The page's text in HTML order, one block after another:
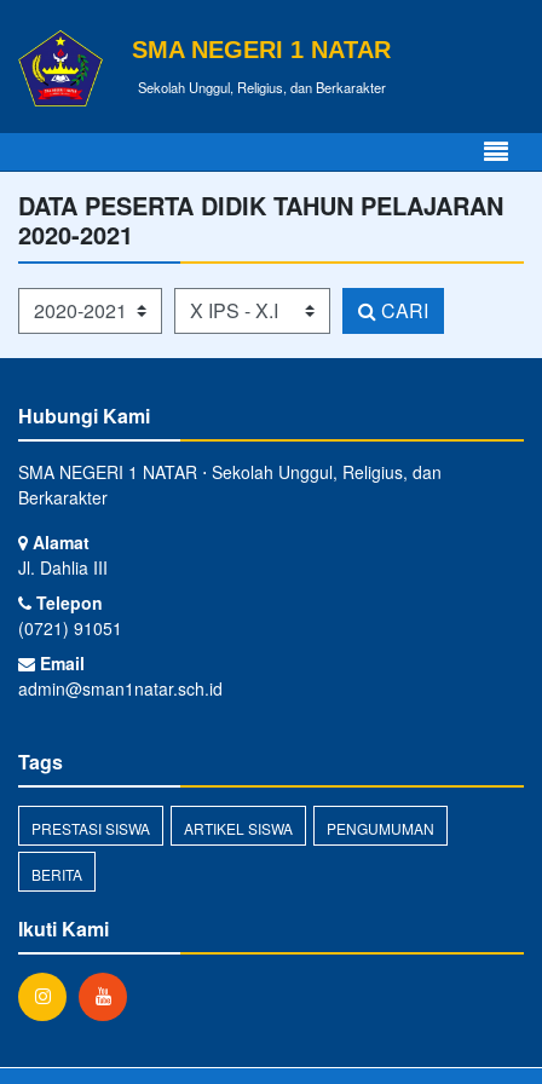
SMA NEGERI 1 NATAR
Sekolah Unggul, Religius, dan Berkarakter
DATA PESERTA DIDIK TAHUN PELAJARAN
2020-2021
Tahun Pelajaran Kelas CARI
Hubungi Kami
SMA NEGERI 1 NATAR ⋅ Sekolah Unggul, Religius, dan
Berkarakter
Alamat
Jl. Dahlia III
Telepon
(0721) 91051
Email
admin@sman1natar.sch.id
Tags
PRESTASI SISWA ARTIKEL SISWA PENGUMUMAN
BERITA
Ikuti Kami